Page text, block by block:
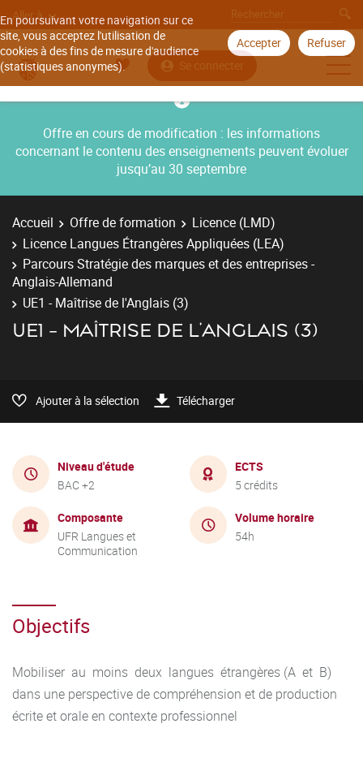
En poursuivant votre navigation sur ce
site, vous acceptez l'utilisation de
cookies à des fins de mesure d'audience
(statistiques anonymes).
Accepter Refuser
Aller à
Se connecter
Offre en cours de modification : les informations
concernant le contenu des enseignements peuvent évoluer
jusqu’au 30 septembre
Accueil Offre de formation
Licence (LMD)
Licence Langues Étrangères Appliquées (LEA)
Parcours Stratégie des marques et des entreprises -
Anglais-Allemand
UE1 - Maîtrise de l'Anglais (3)
UE1 - MAÎTRISE DE L'ANGLAIS (3)
Ajouter à la sélection Télécharger
Niveau d'étude
BAC +2
ECTS
5 crédits
Composante
UFR Langues et
Communication
Volume horaire
54h
Objectifs
Mobiliser au moins deux langues étrangères (A et B)
dans une perspective de compréhension et de production
écrite et orale en contexte professionnel